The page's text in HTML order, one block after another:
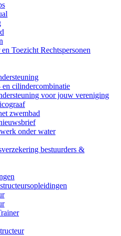
Toezicht Rechtspersonen
en cilindercombinatie
voor jouw vereniging
zwembad
onder water
bestuurders &